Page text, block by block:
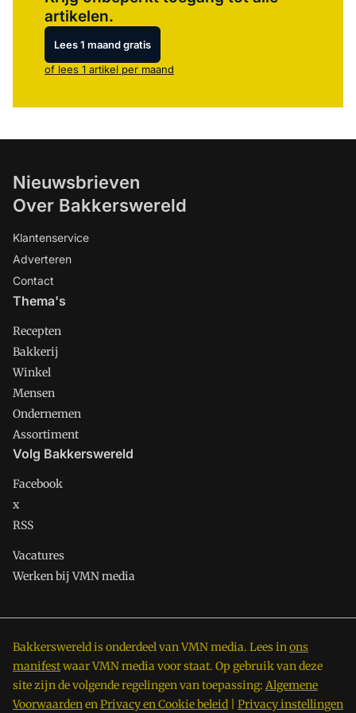
artikelen.
Lees 1 maand gratis
of lees 1 artikel per maand
Nieuwsbrieven
Over Bakkerswereld
Klantenservice
Adverteren
Contact
Thema's
Recepten
Bakkerij
Winkel
Mensen
Ondernemen
Assortiment
Volg Bakkerswereld
Facebook
x
RSS
Vacatures
Werken bij VMN media
Bakkerswereld is onderdeel van VMN media. Lees inons
manifestwaar VMN media voor staat. Op gebruik van deze
site zijn de volgende regelingen van toepassing: Algemene
VoorwaardenenPrivacy en Cookie beleid Privacy instellingen